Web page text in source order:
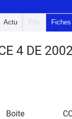
Actu Prix
4 DE
Boite